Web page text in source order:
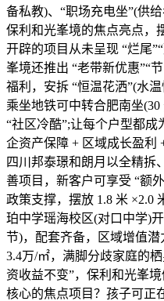
备私教)、“职场充电坐”(供
保利和光峯境的焦点亮点，
开辟的项目从未呈现 “烂尾
峯境还推出 “老带新优惠”“
福利，安拆 “恒温花洒”(水
乘坐地铁可中转合肥南坐
“社区冷酷”;让每个户型都成
企资产保障 + 区域成长盈利
四川邦泰璟和朗月以全精拆
善项目，新客户可享受 “额
政策支撑，摆放 1.8 米 ×2.0
珀中学瑶海校区(对口中学)
节)，配套齐备，区域增值潜
3.4万/㎡，满脚分歧家庭的
资收益不变”，保利和光峯
核心的焦点项目？孩子可正